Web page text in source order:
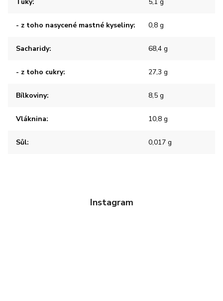
- z toho nasycené mastné kyseliny: 0,8 g
Sacharidy: 68,4 g
- z toho cukry: 27,3 g
Bílkoviny: 8,5 g
Vláknina: 10,8 g
Sůl: 0,017 g
Instagram